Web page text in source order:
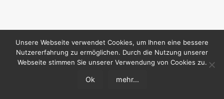
Unsere Webseite verwendet Cookies, um Ihnen eine bessere
Nutzererfahrung zu ermöglichen. Durch die Nutzung unserer
Webseite stimmen Sie unserer Verwendung von Cookies zu.
Ok mehr...